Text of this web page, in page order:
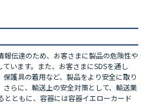
報伝達のため、お客さまに製品の危険性や
います。また、お客さまにSDSを通し
護具の着用など、製品をより安全に取り
らに、輸送上の安全対策として、輸送業
とともに、容器には容器イエローカード